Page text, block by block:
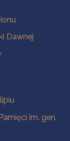
Dawnej
im. gen.